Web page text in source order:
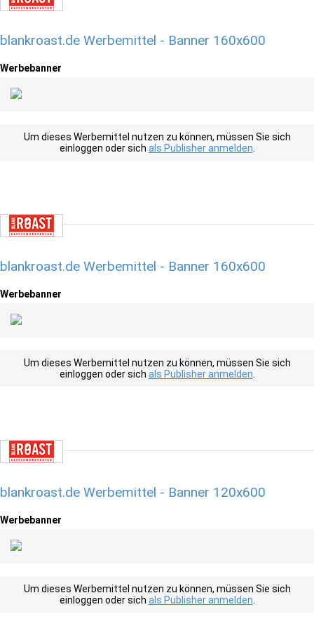
blankroast.de Werbemittel - Banner 160x600
Werbebanner
Um dieses Werbemittel nutzen zu können, müssen Sie sich
einloggen oder sich als Publisher anmelden
blankroast.de Werbemittel - Banner 160x600
Werbebanner
Um dieses Werbemittel nutzen zu können, müssen Sie sich
einloggen oder sich als Publisher anmelden
blankroast.de Werbemittel - Banner 120x600
Werbebanner
Um dieses Werbemittel nutzen zu können, müssen Sie sich
einloggen oder sich als Publisher anmelden